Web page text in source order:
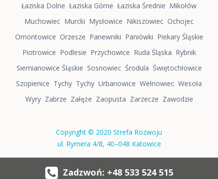
Łaziska Dolne Łaziska Górne Łaziska Średnie Mikołów
Muchowiec Murcki Mysłowice Nikiszowiec Ochojec
Ornontowice Orzesze Panewniki Paniówki Piekary Śląskie
Piotrowice Podlesie Przychowice Ruda Śląska Rybnik
Siemianowice Śląskie Sosnowiec Środula Świętochłowice
Szopienice Tychy Tychy Urbanowice Wełnowiec Wesoła
Wyry Zabrze Załęże Zaopusta Zarzecze Zawodzie
Copyright © 2020 Strefa Rozwoju
ul. Rymera 4/8, 40–048 Katowice
Zadzwoń: +48 533 524 515